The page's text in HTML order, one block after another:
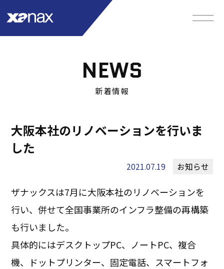
NEWS
新着情報
大阪本社のリノベーションを行いま
した
2021.07.19 お知らせ
ザナックスは7月に大阪本社のリノベーションを
行い、併せて全国事業所のインフラ整備の再構築
も行いました。
具体的にはデスクトップPC、ノートPC、複合
機、ドットプリンター、固定電話、スマートフォ